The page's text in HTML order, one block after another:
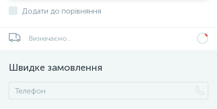
Додати до порівняння
Визначаємо...
Швидке замовлення